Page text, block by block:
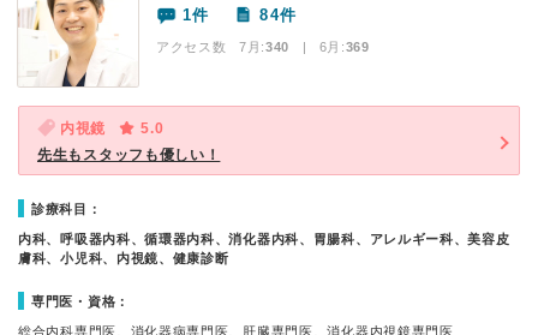
1件 84件
アクセス数 7月:340 | 6月:369
内視鏡
5.0
先生もスタッフも優しい！
診療科目：
内科、呼吸器内科、循環器内科、消化器内科、胃腸科、アレルギー科、美容皮
膚科、小児科、内視鏡、健康診断
専門医・資格：
総合内科専門医、消化器病専門医、肝臓専門医、消化器内視鏡専門医